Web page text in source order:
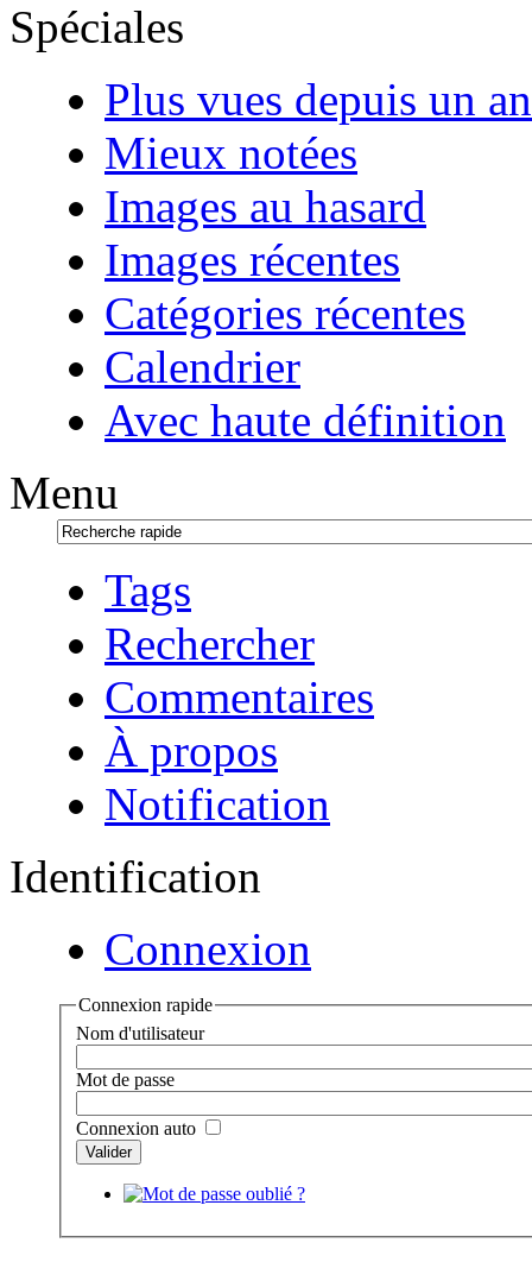
Spéciales
Plus vues depuis un an
Mieux notées
Images au hasard
Images récentes
Catégories récentes
Calendrier
Avec haute définition
Menu
Tags
Rechercher
Commentaires
À propos
Notification
Identification
Connexion
Connexion rapide
Nom d'utilisateur
Mot de passe
Connexion auto